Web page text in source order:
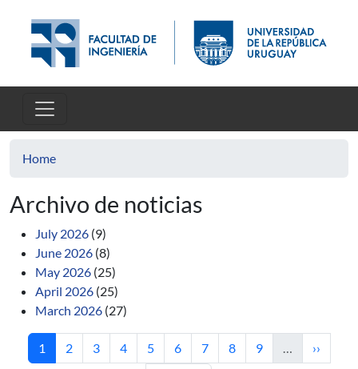
Home
Archivo de noticias
July 2026 (9)
June 2026 (8)
May 2026 (25)
April 2026 (25)
March 2026 (27)
Current page
1 Page
2 Page
3 Page
4 Page
5 Page
6 Page
7 Page
8 Page
9 … Next
››